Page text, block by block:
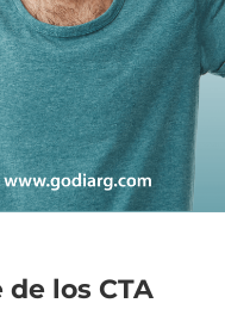
los CTA